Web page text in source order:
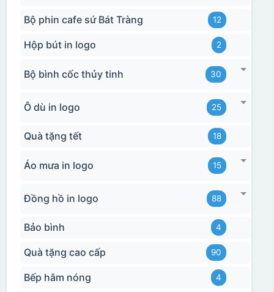
Bộ phin cafe sứ Bát Tràng 12
Hộp bút in logo 2
Bộ bình cốc thủy tinh 30
Ô dù in logo 25
Quà tặng tết 18
Áo mưa in logo 15
Đồng hồ in logo 88
Bảo bình 4
Quà tặng cao cấp 90
Bếp hâm nóng 4